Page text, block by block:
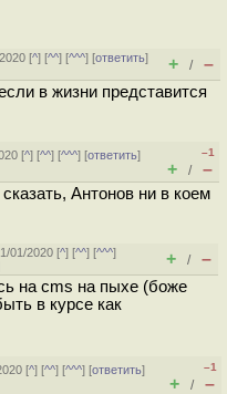
[^] [^^] [^^^] [ответить]
+ / –
в жизни представится
[^] [^^] [^^^] [ответить]
–1
+ / –
Антонов ни в коем
01/2020 [^] [^^] [^^^]
+ / –
на cms на пыхе (боже
в курсе как
[^] [^^] [^^^] [ответить]
–1
+ / –